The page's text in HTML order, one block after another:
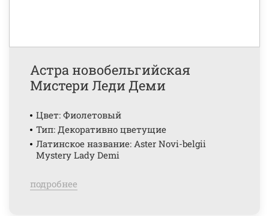
Астра новобельгийская
Мистери Леди Деми
Цвет: Фиолетовый
Тип: Декоративно цветущие
Латинское название: Aster Novi-belgii
Mystery Lady Demi
подробнее